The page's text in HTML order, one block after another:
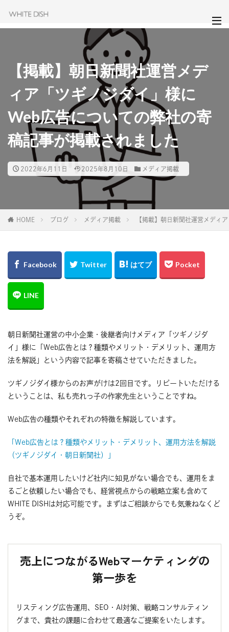
【掲載】朝日新聞社運営メデ
ィア「ツギノジダイ」様に
Web広告についての弊社の寄
稿記事が掲載されました
2022年6月11日 2025年8月10日 メディア掲載
HOME ブログ メディア掲載 【掲載】朝日新聞社運営メディ
朝日新聞社運営の中小企業・後継者向けメディア「ツギノジダ
イ」様に「Web広告とは？種類やメリット・デメリット、運用方
法を解説」という内容で記事を寄稿させていただきました。
ツギノジダイ様からのお声がけは2回目です。リピートいただける
ということは、私も売れっ子の作家先生ということですね。
Web広告の種類やそれぞれの特徴を解説しています。
「Web広告とは？種類やメリット・デメリット、運用方法を解説
（ツギノジダイ・朝日新聞社）」
自社で基本運用したいけど社内に知見がない場合でも、運用をま
るごと依頼したい場合でも、経営視点からの戦略立案も含めて
WHITE DISHは対応可能です。まずはご相談からでも気兼ねなくど
うぞ。
売上につながるWebマーケティングの
第一歩を
リスティング広告運用、SEO・AI対策、戦略コンサルティン
グまで、貴社の課題に合わせて最適なご提案をいたします。